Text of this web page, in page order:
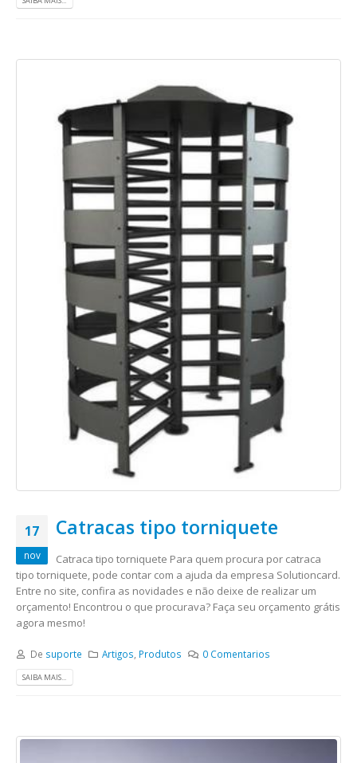
17
nov
Catracas tipo torniquete
Catraca tipo torniquete Para quem procura por catraca
tipo torniquete, pode contar com a ajuda da empresa Solutioncard.
Entre no site, confira as novidades e não deixe de realizar um
orçamento! Encontrou o que procurava? Faça seu orçamento grátis
agora mesmo!
De suporte Artigos Produtos 0 Comentarios
SAIBA MAIS...